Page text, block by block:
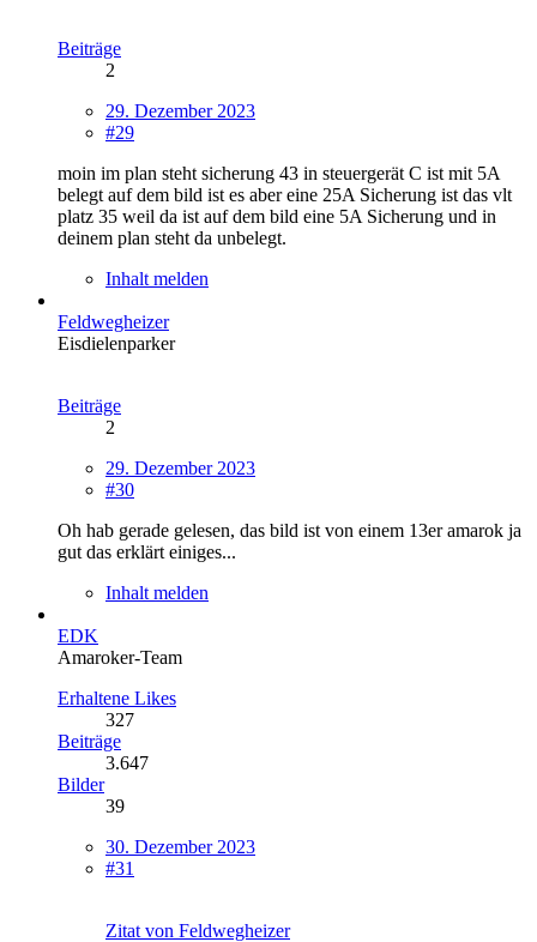
Beiträge
2
29. Dezember 2023
#29
moin im plan steht sicherung 43 in steuergerät C ist mit 5A
belegt auf dem bild ist es aber eine 25A Sicherung ist das vlt
platz 35 weil da ist auf dem bild eine 5A Sicherung und in
deinem plan steht da unbelegt.
Inhalt melden
Feldwegheizer
Eisdielenparker
Beiträge
2
29. Dezember 2023
#30
Oh hab gerade gelesen, das bild ist von einem 13er amarok ja
gut das erklärt einiges...
Inhalt melden
EDK
Amaroker-Team
Erhaltene Likes
327
Beiträge
3.647
Bilder
39
30. Dezember 2023
#31
Zitat von Feldwegheizer